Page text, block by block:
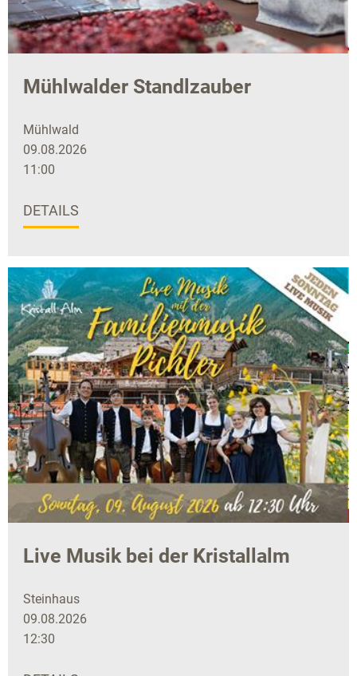
Mühlwalder Standlzauber
Mühlwald
09.08.2026
11:00
DETAILS
Live Musik bei der Kristallalm
Steinhaus
09.08.2026
12:30